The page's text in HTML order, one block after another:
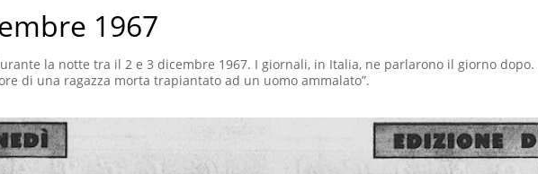
1967
la notte tra il 2 e 3 dicembre 1967. I giornali, in Italia, ne parlarono il giorno
di una ragazza morta trapiantato ad un uomo ammalato”.